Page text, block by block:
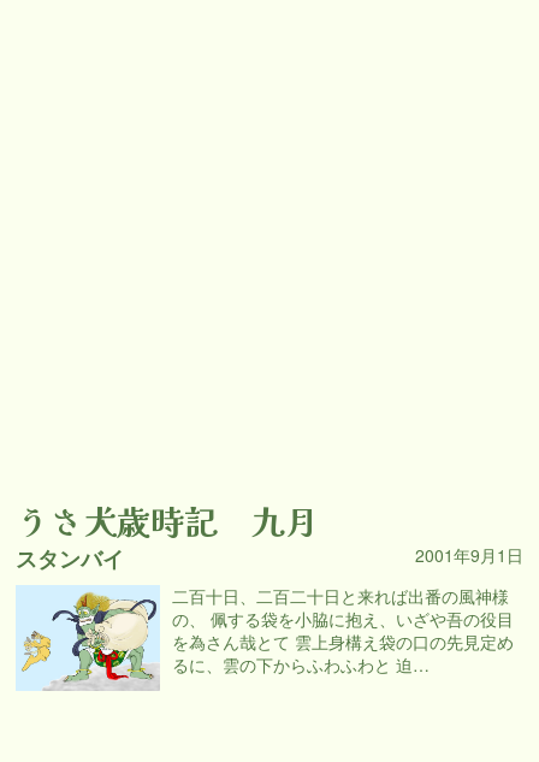
うさ犬歳時記 九月
2001年9月1日
スタンバイ
二百十日、二百二十日と来れば出番の風神様
の、 佩する袋を小脇に抱え、いざや吾の役目
を為さん哉とて 雲上身構え袋の口の先見定め
るに、雲の下からふわふわと 迫…